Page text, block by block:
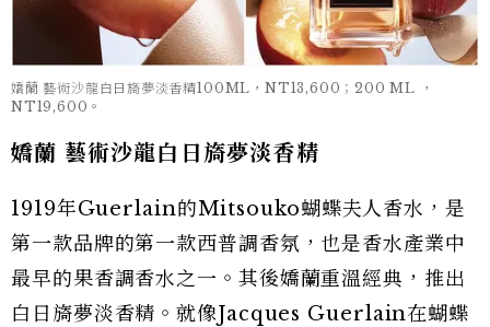
嬌蘭 藝術沙龍白日旖夢淡香精100ML，NT13,600；200 ML ，
NT19,600。
嬌蘭 藝術沙龍白日旖夢淡香精
1919年Guerlain的Mitsouko蝴蝶夫人香水，是
第一款品牌的第一款西普調香氛，也是香水產業中
最早的果香調香水之一。其後嬌蘭重溫經典，推出
白日旖夢淡香精。就像Jacques Guerlain在蝴蝶